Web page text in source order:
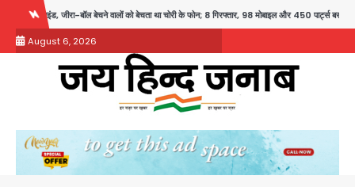
content
को बेचता था चोरी के फोन; 8 गिरफ्तार, 98 मोबाइल और 450 पार्ट्स बरामद Dankaur accident:
August 6, 2026